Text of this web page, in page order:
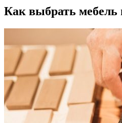
Как выбрать мебель